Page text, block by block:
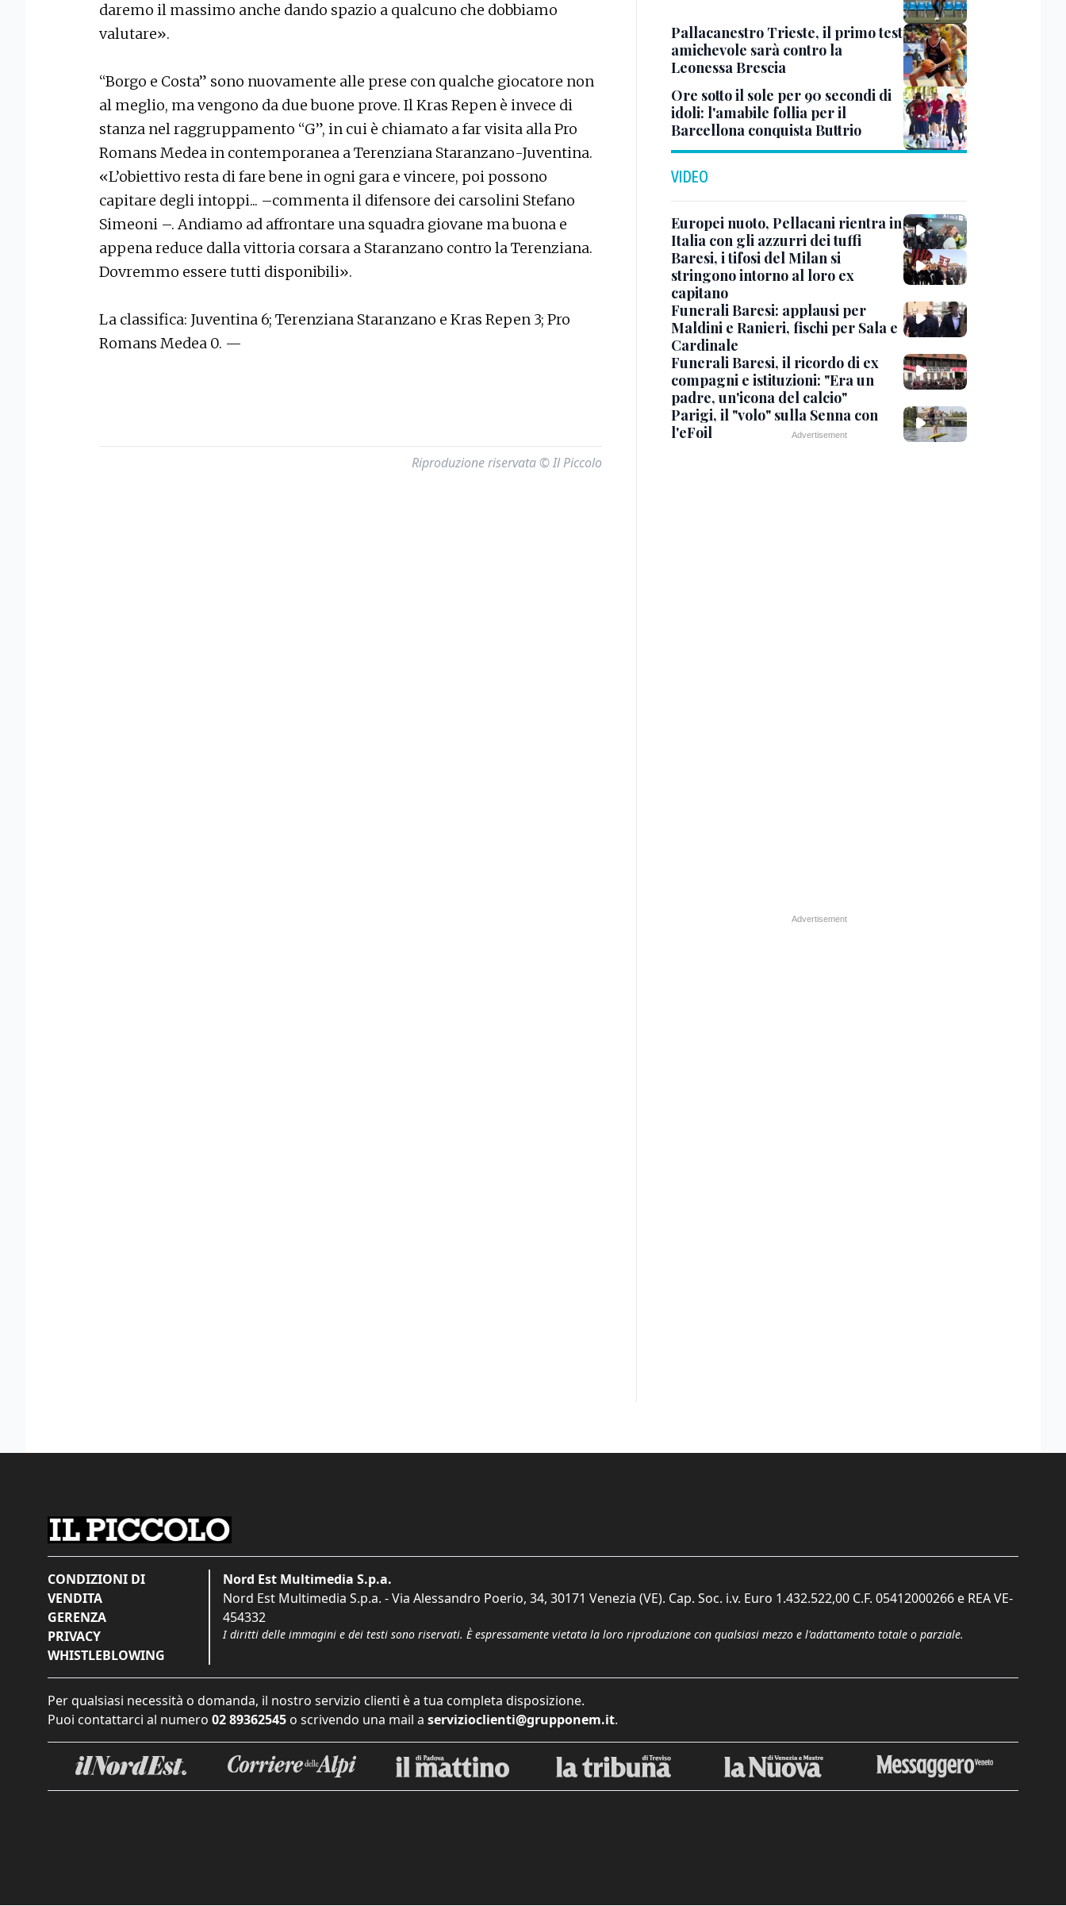
daremo il massimo anche dando spazio a qualcuno che dobbiamo
valutare».
“Borgo e Costa” sono nuovamente alle prese con qualche giocatore non
al meglio, ma vengono da due buone prove. Il Kras Repen è invece di
stanza nel raggruppamento “G”, in cui è chiamato a far visita alla Pro
Romans Medea in contemporanea a Terenziana Staranzano-Juventina.
«L’obiettivo resta di fare bene in ogni gara e vincere, poi possono
capitare degli intoppi... –commenta il difensore dei carsolini Stefano
Simeoni –. Andiamo ad affrontare una squadra giovane ma buona e
appena reduce dalla vittoria corsara a Staranzano contro la Terenziana.
Dovremmo essere tutti disponibili».
La classifica: Juventina 6; Terenziana Staranzano e Kras Repen 3; Pro
Romans Medea 0. —
Riproduzione riservata © Il Piccolo
Pallacanestro Trieste, il primo test
amichevole sarà contro la
Leonessa Brescia
Ore sotto il sole per 90 secondi di
idoli: l'amabile follia per il
Barcellona conquista Buttrio
VIDEO
Europei nuoto, Pellacani rientra in
Italia con gli azzurri dei tuffi
Baresi, i tifosi del Milan si
stringono intorno al loro ex
capitano
Funerali Baresi: applausi per
Maldini e Ranieri, fischi per Sala e
Cardinale
Funerali Baresi, il ricordo di ex
compagni e istituzioni: "Era un
padre, un'icona del calcio"
Parigi, il "volo" sulla Senna con
l'eFoil
CONDIZIONI DI
VENDITA
GERENZA
PRIVACY
WHISTLEBLOWING
Nord Est Multimedia S.p.a.
Nord Est Multimedia S.p.a. - Via Alessandro Poerio, 34, 30171 Venezia (VE). Cap. Soc. i.v. Euro 1.432.522,00 C.F. 05412000266 e REA VE-
454332
I diritti delle immagini e dei testi sono riservati. È espressamente vietata la loro riproduzione con qualsiasi mezzo e l'adattamento totale o parziale.
Per qualsiasi necessità o domanda, il nostro servizio clienti è a tua completa disposizione.
Puoi contattarci al numero 02 89362545 o scrivendo una mail a servizioclienti@grupponem.it.